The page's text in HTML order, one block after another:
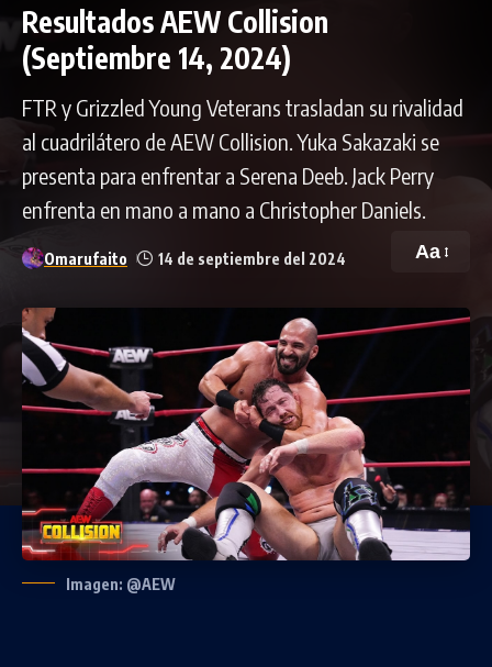
Resultados AEW Collision
(Septiembre 14, 2024)
FTR y Grizzled Young Veterans trasladan su rivalidad
al cuadrilátero de AEW Collision. Yuka Sakazaki se
presenta para enfrentar a Serena Deeb. Jack Perry
enfrenta en mano a mano a Christopher Daniels.
Omarufaito 14 de septiembre del 2024 Aa
Imagen: @AEW